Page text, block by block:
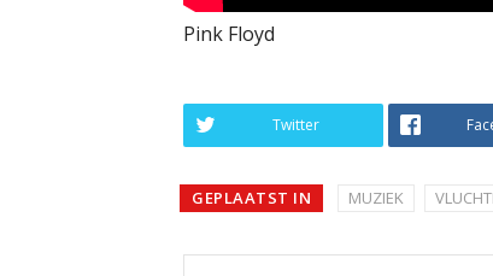
Pink Floyd
Twitter
GEPLAATST IN MUZIEK